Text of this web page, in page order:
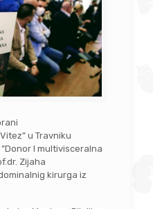
u Travniku
I multivisceralna
Zijaha
kirurga iz